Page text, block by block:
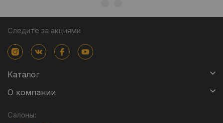
Следите за акциями
Каталог
О компании
Салоны: